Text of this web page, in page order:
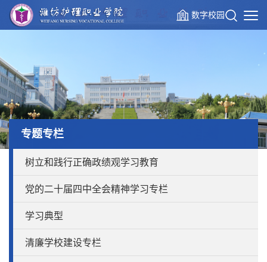
数字校园
专题专栏
树立和践行正确政绩观学习教育
党的二十届四中全会精神学习专栏
学习典型
清廉学校建设专栏